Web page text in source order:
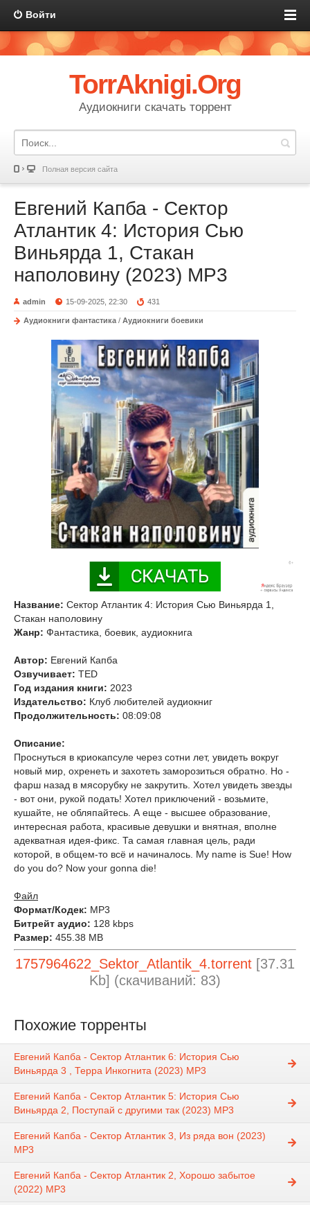
Войти
TorrAknigi.Org
Аудиокниги скачать торрент
Полная версия сайта
Евгений Капба - Сектор
Атлантик 4: История Сью
Виньярда 1, Стакан
наполовину (2023) МР3
admin 15-09-2025, 22:30 431
Аудиокниги фантастика / Аудиокниги боевики
Название: Сектор Атлантик 4: История Сью Виньярда 1,
Стакан наполовину
Жанр: Фантастика, боевик, аудиокнига
Автор: Евгений Капба
Озвучивает: TED
Год издания книги: 2023
Издательство: Клуб любителей аудиокниг
Продолжительность: 08:09:08
Описание:
Проснуться в криокапсуле через сотни лет, увидеть вокруг
новый мир, охренеть и захотеть заморозиться обратно. Но -
фарш назад в мясорубку не закрутить. Хотел увидеть звезды
- вот они, рукой подать! Хотел приключений - возьмите,
кушайте, не обляпайтесь. А еще - высшее образование,
интересная работа, красивые девушки и внятная, вполне
адекватная идея-фикс. Та самая главная цель, ради
которой, в общем-то всё и начиналось. My name is Sue! How
do you do? Now your gonna die!
Файл
Формат/Кодек: МР3
Битрейт аудио: 128 kbps
Размер: 455.38 MB
1757964622_Sektor_Atlantik_4.torrent [37.31
Kb] (cкачиваний: 83)
Похожие торренты
Евгений Капба - Сектор Атлантик 6: История Сью
Виньярда 3 , Терра Инкогнита (2023) МР3
Евгений Капба - Сектор Атлантик 5: История Сью
Виньярда 2, Поступай с другими так (2023) МР3
Евгений Капба - Сектор Атлантик 3, Из ряда вон (2023)
МР3
Евгений Капба - Сектор Атлантик 2, Хорошо забытое
(2022) МР3